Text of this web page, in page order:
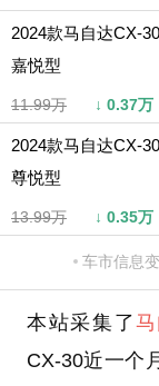
2024款马自达CX-
嘉悦型
11.99万 ↓ 0.37万
2024款马自达CX-
尊悦型
13.99万 ↓ 0.35万
车市信息
本站采集了
CX-30近一个